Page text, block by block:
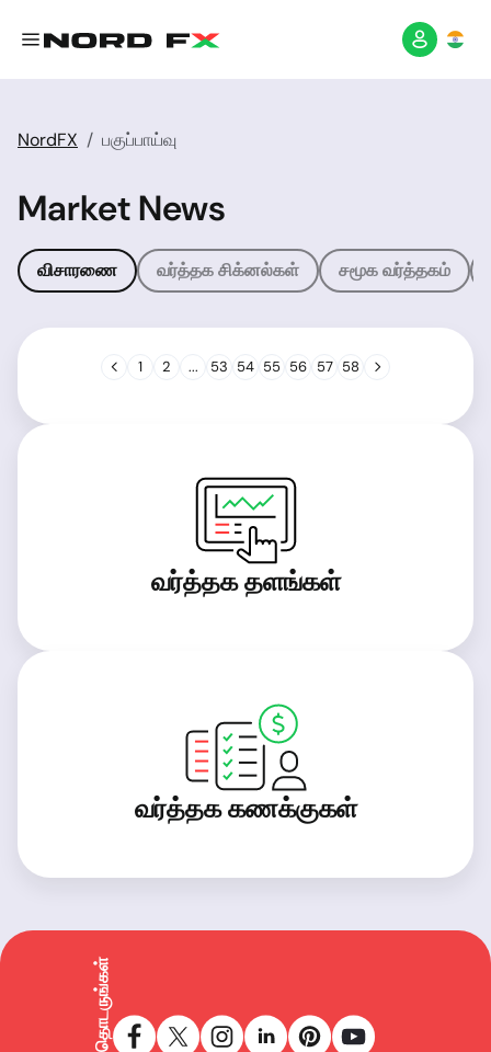
NordFX பகுப்பாய்வு
Market News
விசாரணை வர்த்தக சிக்னல்கள் சமூக வர்த்தகம்
1 2 ... 53 54 55 56 57 58
வர்த்தக தளங்கள்
வர்த்தக கணக்குகள்